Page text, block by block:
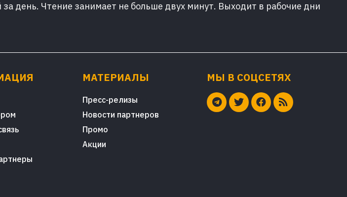
день. Чтение занимает не больше двух минут. Выходит в рабочие дни
МАТЕРИАЛЫ
Пресс-релизы
Новости партнеров
Промо
Акции
МЫ В СОЦСЕТЯХ